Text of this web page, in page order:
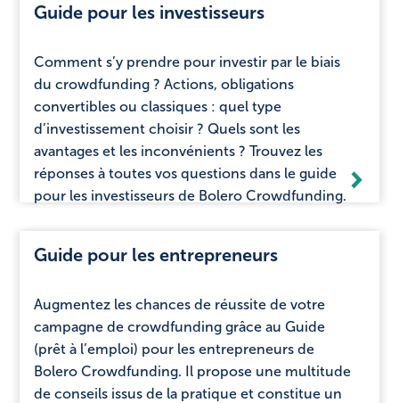
Guide pour les investisseurs
Comment s’y prendre pour investir par le biais
du crowdfunding ? Actions, obligations
convertibles ou classiques : quel type
d’investissement choisir ? Quels sont les
avantages et les inconvénients ? Trouvez les
réponses à toutes vos questions dans le guide
pour les investisseurs de Bolero Crowdfunding.
Guide pour les entrepreneurs
Augmentez les chances de réussite de votre
campagne de crowdfunding grâce au Guide
(prêt à l’emploi) pour les entrepreneurs de
Bolero Crowdfunding. Il propose une multitude
de conseils issus de la pratique et constitue un